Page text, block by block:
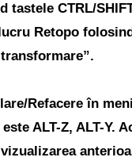
tastele CTRL/
Retopo
Refacere în
ALT-Z, ALT-Y.